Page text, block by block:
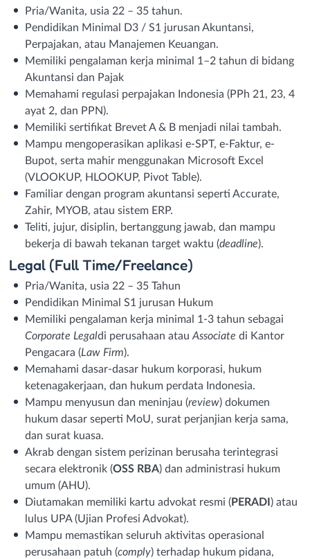
Pria/Wanita, usia 22 – 35 tahun.
Pendidikan Minimal D3 / S1 jurusan Akuntansi,
Perpajakan, atau Manajemen Keuangan.
Memiliki pengalaman kerja minimal 1–2 tahun di bidang
Akuntansi dan Pajak
Memahami regulasi perpajakan Indonesia (PPh 21, 23, 4
ayat 2, dan PPN).
Memiliki sertifikat Brevet A & B menjadi nilai tambah.
Mampu mengoperasikan aplikasi e-SPT, e-Faktur, e-
Bupot, serta mahir menggunakan Microsoft Excel
(VLOOKUP, HLOOKUP, Pivot Table).
Familiar dengan program akuntansi seperti Accurate,
Zahir, MYOB, atau sistem ERP.
Teliti, jujur, disiplin, bertanggung jawab, dan mampu
bekerja di bawah tekanan target waktu (deadline).
Legal (Full Time/Freelance)
Pria/Wanita, usia 22 – 35 Tahun
Pendidikan Minimal S1 jurusan Hukum
Memiliki pengalaman kerja minimal 1-3 tahun sebagai
Corporate Legaldi perusahaan atau Associate di Kantor
Pengacara (Law Firm).
Memahami dasar-dasar hukum korporasi, hukum
ketenagakerjaan, dan hukum perdata Indonesia.
Mampu menyusun dan meninjau (review) dokumen
hukum dasar seperti MoU, surat perjanjian kerja sama,
dan surat kuasa.
Akrab dengan sistem perizinan berusaha terintegrasi
secara elektronik (OSS RBA) dan administrasi hukum
umum (AHU).
Diutamakan memiliki kartu advokat resmi (PERADI ) atau
lulus UPA (Ujian Profesi Advokat).
Mampu memastikan seluruh aktivitas operasional
perusahaan patuh (comply) terhadap hukum pidana,